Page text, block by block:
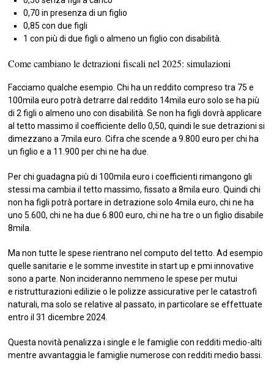
0,70 in presenza di un figlio
0,85 con due figli
1 con più di due figli o almeno un figlio con disabilità.
Come cambiano le detrazioni fiscali nel 2025: simulazioni
Facciamo qualche esempio. Chi ha un reddito compreso tra 75 e
100mila euro potrà detrarre dal reddito 14mila euro solo se ha più
di 2 figli o almeno uno con disabilità. Se non ha figli dovrà applicare
al tetto massimo il coefficiente dello 0,50, quindi le sue detrazioni si
dimezzano a 7mila euro. Cifra che scende a 9.800 euro per chi ha
un figlio e a 11.900 per chi ne ha due.
Per chi guadagna più di 100mila euro i coefficienti rimangono gli
stessi ma cambia il tetto massimo, fissato a 8mila euro. Quindi chi
non ha figli potrà portare in detrazione solo 4mila euro, chi ne ha
uno 5.600, chi ne ha due 6.800 euro, chi ne ha tre o un figlio disabile
8mila.
Ma non tutte le spese rientrano nel computo del tetto. Ad esempio
quelle sanitarie e le somme investite in start up e pmi innovative
sono a parte. Non incideranno nemmeno le spese per mutui
e ristrutturazioni edilizie o le polizze assicurative per le catastrofi
naturali, ma solo se relative al passato, in particolare se effettuate
entro il 31 dicembre 2024.
Questa novità penalizza i single e le famiglie con redditi medio-alti
mentre avvantaggia le famiglie numerose con redditi medio bassi.